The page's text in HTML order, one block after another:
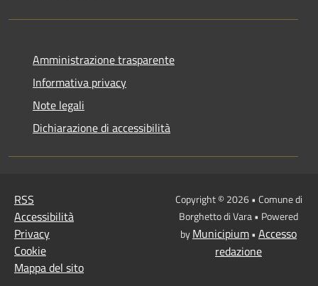
Amministrazione trasparente
Informativa privacy
Note legali
Dichiarazione di accessibilità
RSS
Accessibilità
Privacy
Cookie
Mappa del sito
Copyright © 2026 • Comune di
Borghetto di Vara • Powered
byMunicipium• Accesso
redazione